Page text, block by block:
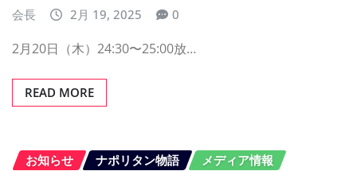
会長 2月 19, 2025 0
2月20日（木）24:30〜25:00放…
READ MORE
お知らせ ナポリタン物語 メディア情報